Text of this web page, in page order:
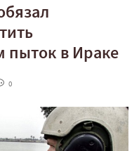
пыток в Ираке
0